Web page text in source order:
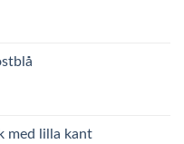
med lilla kant